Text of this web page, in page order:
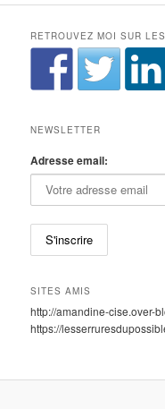
RETROUVEZ MOI SUR
NEWSLETTER
Adresse email:
SITES AMIS
http://amandine-cise.over-
https://